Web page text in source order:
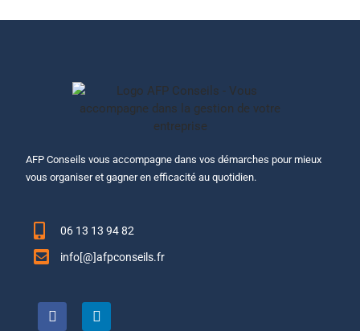
AFP Conseils vous accompagne dans vos démarches pour mieux
vous organiser et gagner en efficacité au quotidien.
06 13 13 94 82
info[@]afpconseils.fr